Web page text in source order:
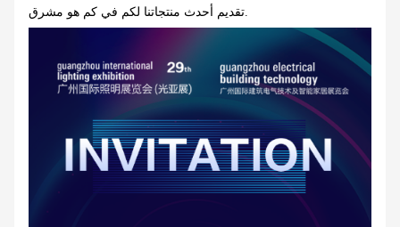
تقديم أحدث منتجاتنا لكم في كم هو مشرق.